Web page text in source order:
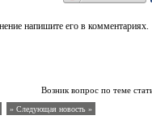
напишите его в комментариях.
Возник вопрос по теме
» Следующая новость »